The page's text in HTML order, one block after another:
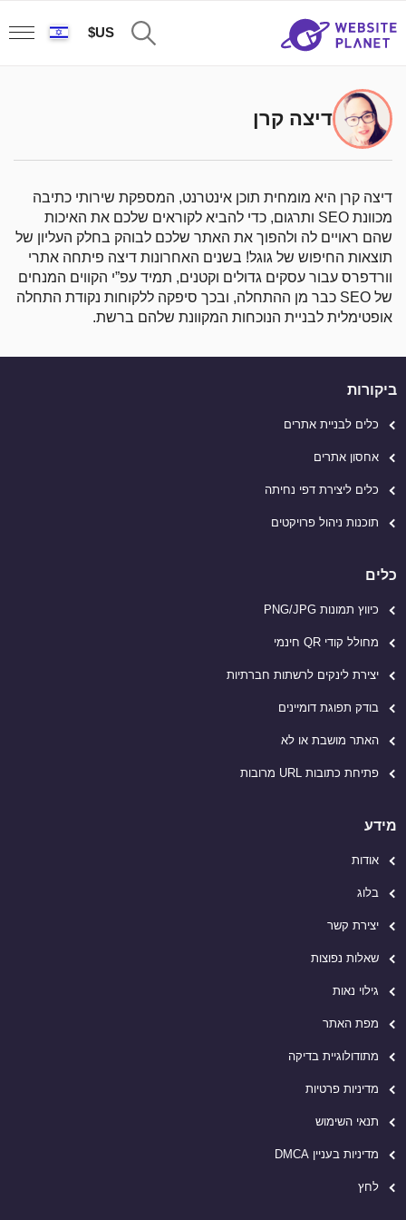
US$
דיצה קרן
דיצה קרן היא מומחית תוכן אינטרנט, המספקת שירותי כתיבה
מכוונת SEO ותרגום, כדי להביא לקוראים שלכם את האיכות
שהם ראויים לה ולהפוך את האתר שלכם לבוהק בחלק העליון של
תוצאות החיפוש של גוגל! בשנים האחרונות דיצה פיתחה אתרי
וורדפרס עבור עסקים גדולים וקטנים, תמיד עפ”י הקווים המנחים
של SEO כבר מן ההתחלה, ובכך סיפקה ללקוחות נקודת התחלה
אופטימלית לבניית הנוכחות המקוונת שלהם ברשת.
ביקורות
כלים לבניית אתרים
אחסון אתרים
כלים ליצירת דפי נחיתה
תוכנות ניהול פרויקטים
כלים
כיווץ תמונות PNG/JPG
מחולל קודי QR חינמי
יצירת לינקים לרשתות חברתיות
בודק תפוגת דומיינים
האתר מושבת או לא
פתיחת כתובות URL מרובות
מידע
אודות
בלוג
יצירת קשר
שאלות נפוצות
גילוי נאות
מפת האתר
מתודולוגיית בדיקה
מדיניות פרטיות
תנאי השימוש
מדיניות בעניין DMCA
לחץ